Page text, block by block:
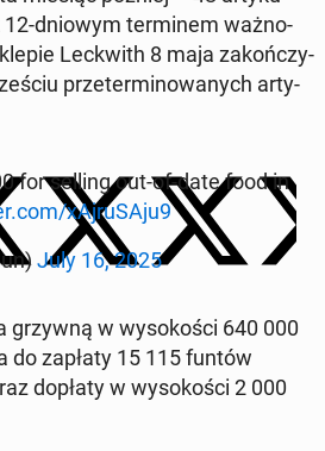
12-dniowym ter­mi­nem waż­no­
Lec­kwith 8 maja za­koń­czy­
prze­ter­mi­no­wa­nych ar­ty­
for selling out-of-date food in
xAj­ru­SA­ju9
July 16, 2025
grzywną w wy­so­ko­ści 640 000
do zapłaty 15 115 funtów
dopłaty w wy­so­ko­ści 2 000